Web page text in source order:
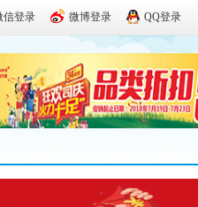
信登录 微博登录 QQ登录